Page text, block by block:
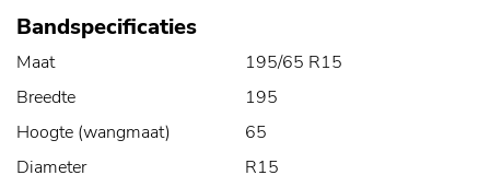
Bandspecificaties
Maat
195/65 R15
Breedte
195
Hoogte (wangmaat)
65
Diameter
R15